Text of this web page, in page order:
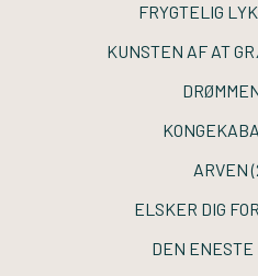
FRYGTELIG
KUNSTEN AF AT
ARVEN
ELSKER DIG
DEN ENESTE